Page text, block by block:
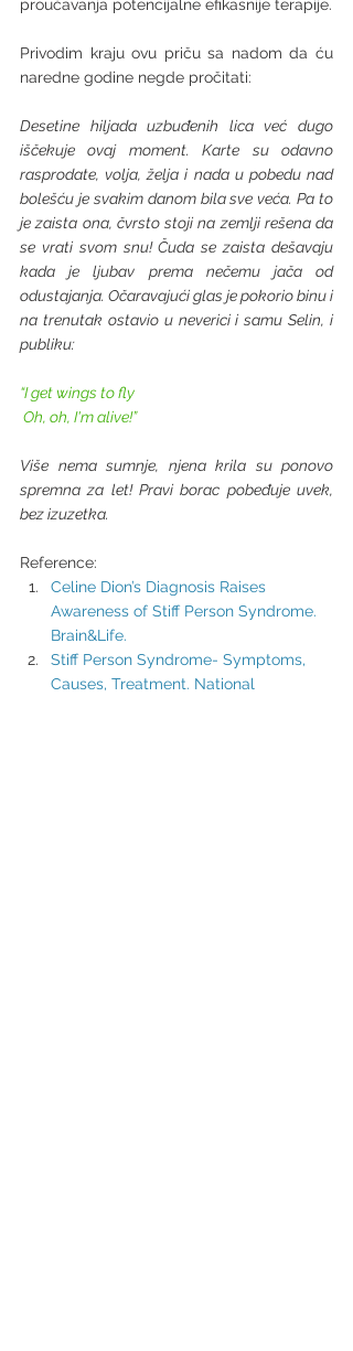
Privodim kraju ovu priču sa nadom da ću
naredne godine negde pročitati:
Desetine hiljada uzbuđenih lica već dugo
iščekuje ovaj moment. Karte su odavno
rasprodate, volja, želja i nada u pobedu nad
bolešću je svakim danom bila sve veća. Pa to
je zaista ona, čvrsto stoji na zemlji rešena da
se vrati svom snu! Čuda se zaista dešavaju
kada je ljubav prema nečemu jača od
odustajanja. Očaravajući glas je pokorio binu i
na trenutak ostavio u neverici i samu Selin, i
publiku:
“I get wings to fly
Oh, oh, I'm alive!”
Više nema sumnje, njena krila su ponovo
spremna za let! Pravi borac pobeđuje uvek,
bez izuzetka.
Reference:
Celine Dion’s Diagnosis Raises
Awareness of Stiff Person Syndrome.
Brain&Life.
Stiff Person Syndrome- Symptoms,
Causes, Treatment. National